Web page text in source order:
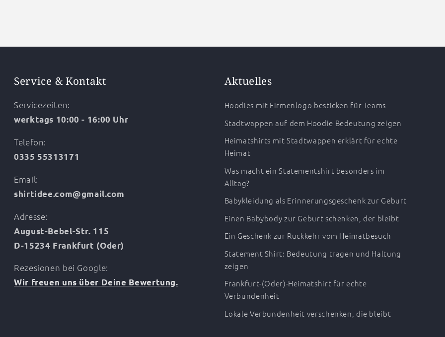
Service & Kontakt
Servicezeiten:
werktags 10:00 - 16:00 Uhr
Telefon:
0335 55313171
Email:
shirtidee.com@gmail.com
Adresse:
August-Bebel-Str. 115
D-15234 Frankfurt (Oder)
Rezesionen bei Google:
Wir freuen uns über Deine Bewertung.
Aktuelles
Hoodies mit Firmenlogo besticken für Teams
Stadtwappen auf dem Hoodie Bedeutung zeigen
Heimatshirts mit Stadtwappen erklärt für echte
Heimat
Was macht ein Statementshirt besonders im
Alltag?
Babykleidung als Erinnerungsgeschenk zur Geburt
Einen Babybody zur Geburt schenken, der bleibt
Ein Geschenk zur Rückkehr vom Heimatbesuch
Statement Shirt: Bedeutung tragen und Haltung
zeigen
Frankfurt-(Oder)-Heimatshirt für echte
Verbundenheit
Lokale Verbundenheit verschenken, die bleibt